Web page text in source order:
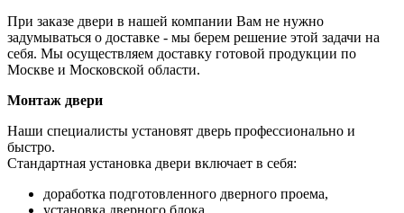
При заказе двери в нашей компании Вам не нужно
задумываться о доставке - мы берем решение этой задачи на
себя. Мы осуществляем доставку готовой продукции по
Москве и Московской области.
Монтаж двери
Наши специалисты установят дверь профессионально и
быстро.
Стандартная установка двери включает в себя:
доработка подготовленного дверного проема,